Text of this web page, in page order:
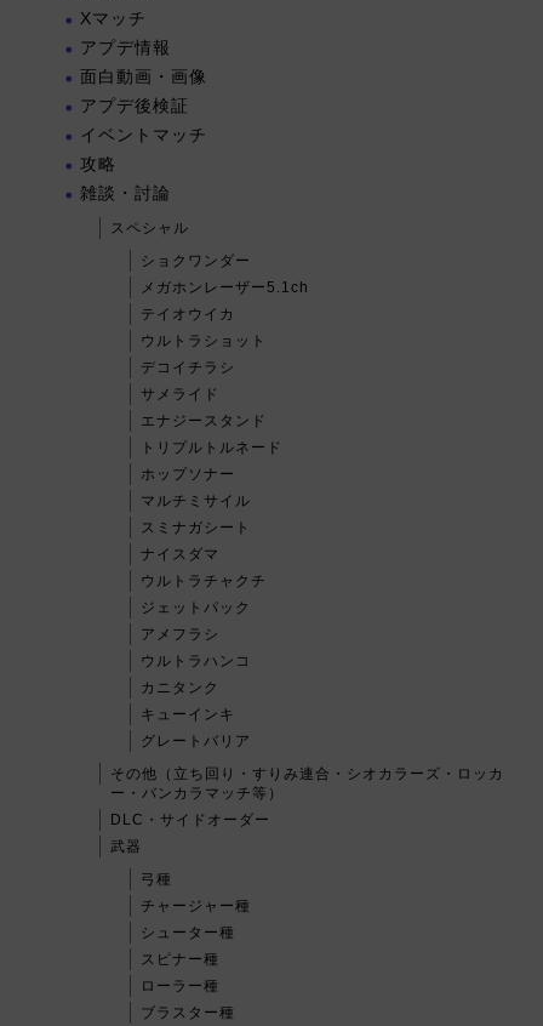
Xマッチ
アプデ情報
面白動画・画像
アプデ後検証
イベントマッチ
攻略
雑談・討論
スペシャル
ショクワンダー
メガホンレーザー5.1ch
テイオウイカ
ウルトラショット
デコイチラシ
サメライド
エナジースタンド
トリプルトルネード
ホップソナー
マルチミサイル
スミナガシート
ナイスダマ
ウルトラチャクチ
ジェットパック
アメフラシ
ウルトラハンコ
カニタンク
キューインキ
グレートバリア
その他（立ち回り・すりみ連合・シオカラーズ・ロッカ
ー・バンカラマッチ等）
DLC・サイドオーダー
武器
弓種
チャージャー種
シューター種
スピナー種
ローラー種
ブラスター種